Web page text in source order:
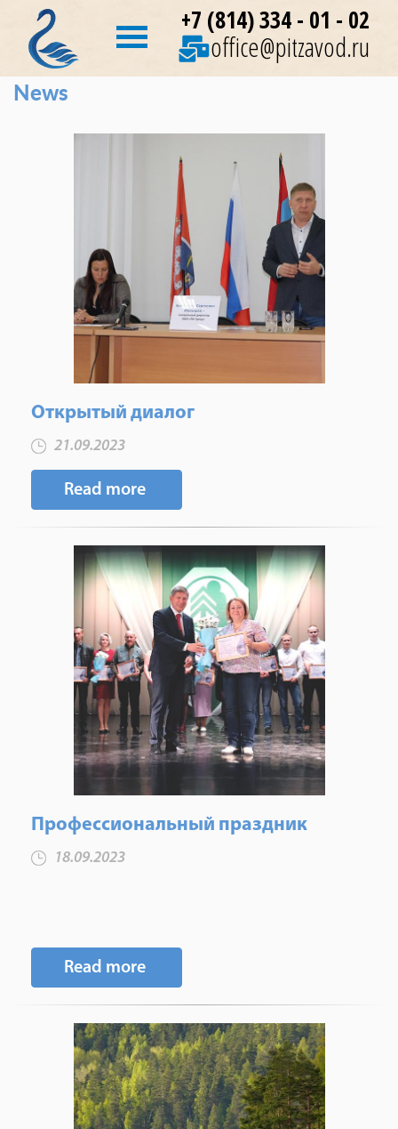
+7 (814) 334 - 01 - 02
office@pitzavod.ru
News
Открытый диалог
21.09.2023
Read more
Профессиональный праздник
18.09.2023
Read more